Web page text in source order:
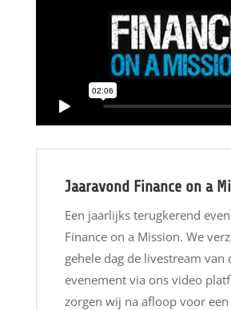
Jaaravond Finance on a
Een jaarlijks terugkerend
Finance on a Mission. We
gehele dag de livestream van
evenement via ons video
zorgen wij na afloop voor